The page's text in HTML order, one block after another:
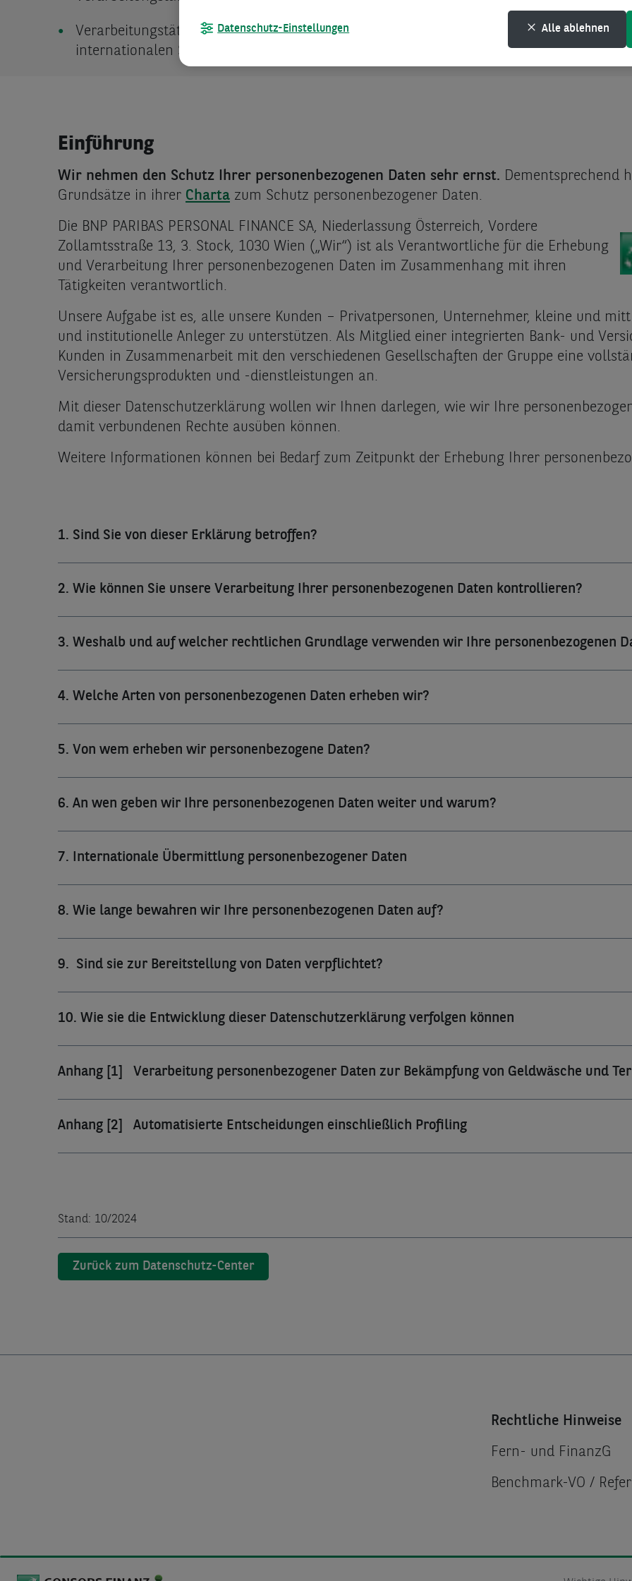
Verarbeitungstätigkeiten im Zusammenhang mit der Bekämpfung von Geldwäsche
internationalen Sanktionen (Einfrieren von Vermögenswerten)
Einführung
Wir nehmen den Schutz Ihrer personenbezogenen Daten sehr ernst. Dementsprechend
Grundsätze in ihrer Charta zum Schutz personenbezogener Daten.
Die BNP PARIBAS PERSONAL FINANCE SA, Niederlassung Österreich, Vordere
Zollamtsstraße 13, 3. Stock, 1030 Wien („Wir“) ist als Verantwortliche für die Erhebung
und Verarbeitung Ihrer personenbezogenen Daten im Zusammenhang mit ihren
Tätigkeiten verantwortlich.
Unsere Aufgabe ist es, alle unsere Kunden – Privatpersonen, Unternehmer, kleine und
und institutionelle Anleger zu unterstützen. Als Mitglied einer integrierten Bank- und
Kunden in Zusammenarbeit mit den verschiedenen Gesellschaften der Gruppe eine
Versicherungsprodukten und -dienstleistungen an.
Mit dieser Datenschutzerklärung wollen wir Ihnen darlegen, wie wir Ihre
damit verbundenen Rechte ausüben können.
Weitere Informationen können bei Bedarf zum Zeitpunkt der Erhebung Ihrer
1. Sind Sie von dieser Erklärung betroffen?
2. Wie können Sie unsere Verarbeitung Ihrer personenbezogenen Daten kontrollieren?
3. Weshalb und auf welcher rechtlichen Grundlage verwenden wir Ihre personenbezogenen
4. Welche Arten von personenbezogenen Daten erheben wir?
5. Von wem erheben wir personenbezogene Daten?
6. An wen geben wir Ihre personenbezogenen Daten weiter und warum?
7. Internationale Übermittlung personenbezogener Daten
8. Wie lange bewahren wir Ihre personenbezogenen Daten auf?
9.  Sind sie zur Bereitstellung von Daten verpflichtet?
10. Wie sie die Entwicklung dieser Datenschutzerklärung verfolgen können
Anhang [1]   Verarbeitung personenbezogener Daten zur Bekämpfung von Geldwäsche und
Anhang [2]   Automatisierte Entscheidungen einschließlich Profiling
Stand: 10/2024
Zurück zum Datenschutz-Center
Rechtliche Hinweise
Fern- und FinanzG
Benchmark-VO /
Datenschutz-Einstellungen Alle ablehnen